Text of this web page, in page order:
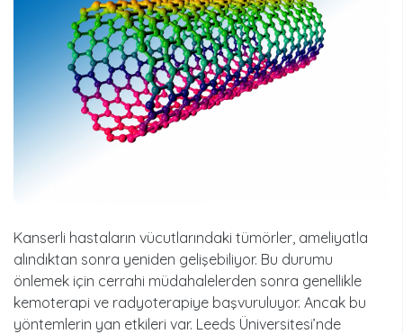
Kanserli hastaların vücutlarındaki tümörler, ameliyatla
alındıktan sonra yeniden gelişebiliyor. Bu durumu
önlemek için cerrahi müdahalelerden sonra genellikle
kemoterapi ve radyoterapiye başvuruluyor. Ancak bu
yöntemlerin yan etkileri var. Leeds Üniversitesi’nde